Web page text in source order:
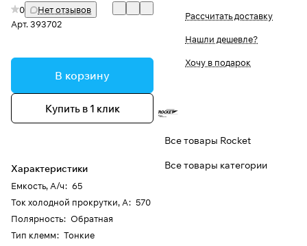
0
Нет отзывов
Арт.393702
В корзину
Купить в 1 клик
Характеристики
Емкость, А/ч: 65
Ток холодной прокрутки, А: 570
Полярность: Обратная
Тип клемм: Тонкие
Рассчитать доставку
Нашли дешевле?
Хочу в подарок
Все товары Rocket
Все товары категории